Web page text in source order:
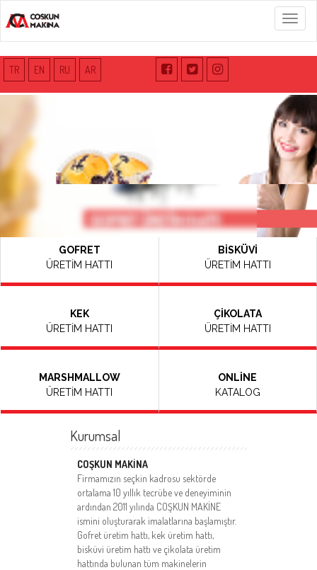
Menü
TR EN RU AR
GOFRET
ÜRETİM HATTI
BİSKÜVİ
ÜRETİM HATTI
KEK
ÜRETİM HATTI
ÇİKOLATA
ÜRETİM HATTI
MARSHMALLOW
ÜRETİM HATTI
ONLİNE
KATALOG
Kurumsal
COŞKUN MAKİNA
Firmamızın seçkin kadrosu sektörde
ortalama 10 yıllık tecrübe ve deneyiminin
ardından 2011 yılında COŞKUN MAKİNE
ismini oluşturarak imalatlarına başlamıştır.
Gofret üretim hattı, kek üretim hattı,
bisküvi üretim hattı ve çikolata üretim
hattında bulunan tüm makinelerin